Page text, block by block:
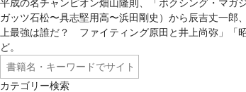
平成の名チャンピオン畑山隆則、「ボクシング・マガ
ガッツ石松〜具志堅用高〜浜田剛史）から辰吉丈一郎
上最強は誰だ？ ファイティング原田と井上尚弥」「
ど。
カテゴリー検索